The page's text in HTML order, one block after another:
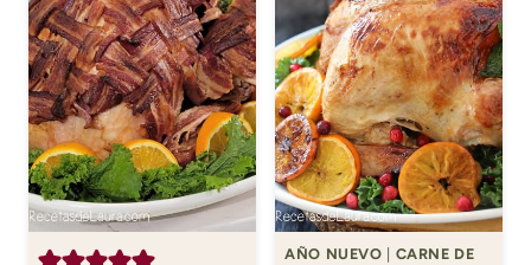
AÑO NUEVO
CARNE DE